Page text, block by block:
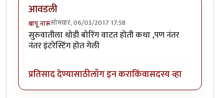
आवडली
बापू नारूसोमवार, 06/03/2017 17:58
सुरुवातीला थोडी बोरिंग वाटत होती कथा ,पण नंतर
नंतर इंटरेस्टिंग होत गेली
प्रतिसाद देण्यासाठीलॉग इन कराकिंवासदस्य व्हा